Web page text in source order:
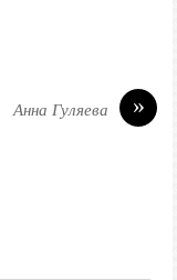
»
Анна Гуляева